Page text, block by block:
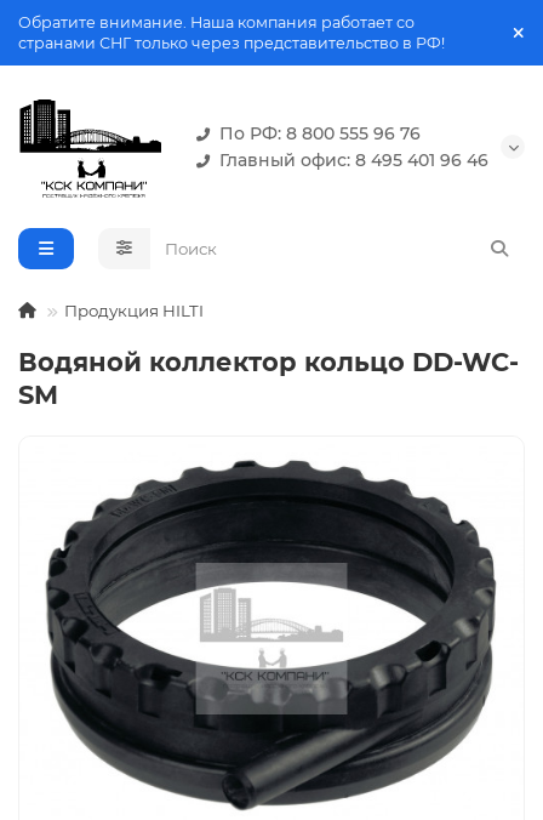
Обратите внимание. Наша компания работает со
странами СНГ только через представительство в РФ!
По РФ: 8 800 555 96 76
Главный офис: 8 495 401 96 46
Продукция HILTI
Водяной коллектор кольцо DD-WC-
SM